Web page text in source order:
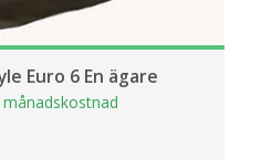
Euro 6 En ägare